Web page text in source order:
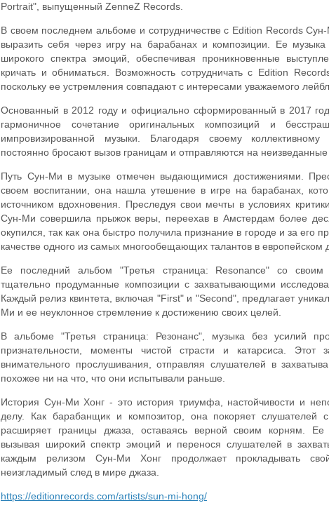
Portrait", выпущенный ZenneZ Records.
В своем последнем альбоме и сотрудничестве с Edition Records
выразить себя через игру на барабанах и композиции. Ее
широкого спектра эмоций, обеспечивая проникновенные
кричать и обниматься. Возможность сотрудничать с Edition
поскольку ее устремления совпадают с интересами уважаемого
Основанный в 2012 году и официально сформированный в 2017
гармоничное сочетание оригинальных композиций и
импровизированной музыки. Благодаря своему
постоянно бросают вызов границам и отправляются на неизведанные
Путь Сун-Ми в музыке отмечен выдающимися достижениями.
своем воспитании, она нашла утешение в игре на барабанах,
источником вдохновения. Преследуя свои мечты в условиях
Сун-Ми совершила прыжок веры, переехав в Амстердам более
окупился, так как она быстро получила признание в городе и за его
качестве одного из самых многообещающих талантов в европейском
Ее последний альбом "Третья страница: Resonance" со своим
тщательно продуманные композиции с захватывающими
Каждый релиз квинтета, включая "First" и "Second", предлагает
Ми и ее неуклонное стремление к достижению своих целей.
В альбоме "Третья страница: Резонанс", музыка без усилий
признательности, моменты чистой страсти и катарсиса. Этот
внимательного прослушивания, отправляя слушателей в
похожее ни на что, что они испытывали раньше.
История Сун-Ми Хонг - это история триумфа, настойчивости и
делу. Как барабанщик и композитор, она покоряет слушателей
расширяет границы джаза, оставаясь верной своим корням. Ее
вызывая широкий спектр эмоций и перенося слушателей в
каждым релизом Сун-Ми Хонг продолжает прокладывать
неизгладимый след в мире джаза.
https://editionrecords.com/artists/sun-mi-hong/